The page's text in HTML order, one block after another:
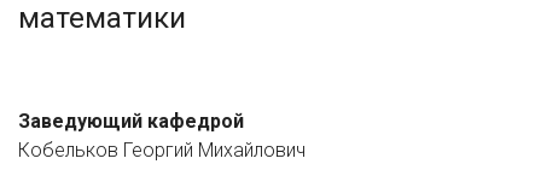
математики
Заведующий кафедрой
Кобельков Георгий Михайлович